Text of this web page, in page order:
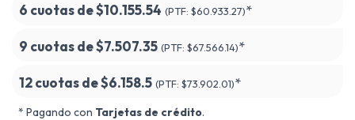
6 cuotas de$10.155.54 (PTF: $60.933.27)*
9 cuotas de$7.507.35 (PTF: $67.566.14)*
12 cuotas de$6.158.5 (PTF: $73.902.01)*
* Pagando con Tarjetas de crédito.